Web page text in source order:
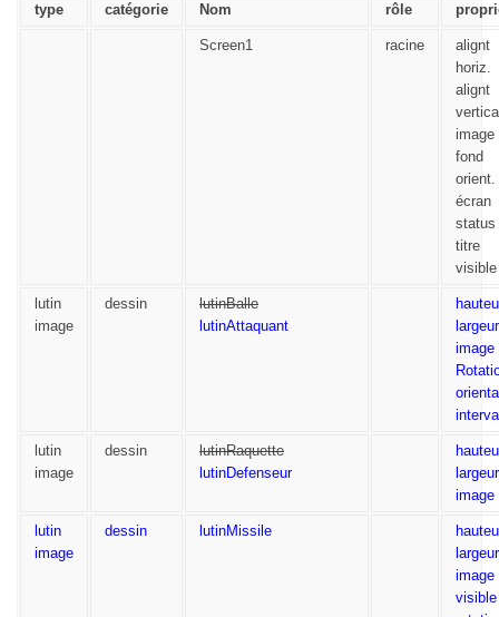
type catégorie Nom rôle
Screen1 racine
alignt
horiz.
alignt
image
fond
orient.
écran
status
titre
visible
lutin
image
dessin
lutinBalle
lutinAttaquant
largeur
image
lutin
image
dessin
lutinRaquette
lutinDefenseur
largeur
image
lutin
image
dessin lutinMissile
largeur
image
visible